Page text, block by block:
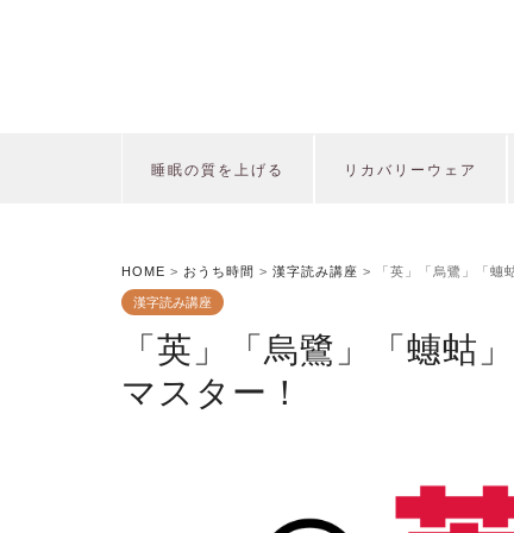
睡眠の質を上げる リカバリーウェア
HOME > おうち時間 > 漢字読み講座 > 「英」「烏鷺」「蟪
漢字読み講座
「英」「烏鷺」「蟪蛄
マスター！